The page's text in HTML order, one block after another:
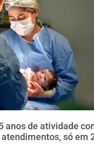
anos de atividade
só em